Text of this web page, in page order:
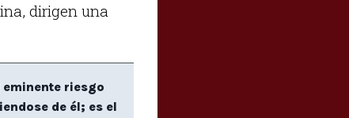
dirigen una
eminente riesgo
de él; es el